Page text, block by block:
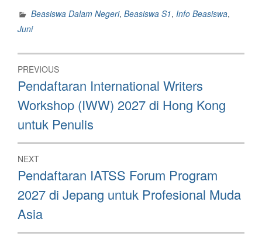
Beasiswa Dalam Negeri, Beasiswa S1, Info Beasiswa,
Juni
Post
navigation
PREVIOUS
Previous
post:
Pendaftaran International Writers
Workshop (IWW) 2027 di Hong Kong
untuk Penulis
NEXT
Next
post:
Pendaftaran IATSS Forum Program
2027 di Jepang untuk Profesional Muda
Asia